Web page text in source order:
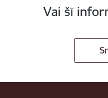
Vai šī